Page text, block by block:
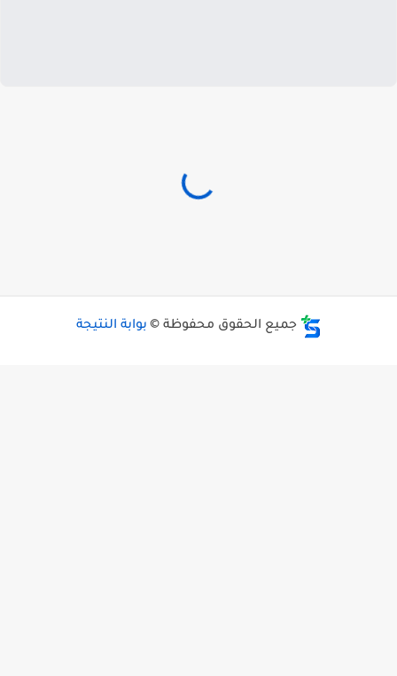
جميع الحقوق محفوظة © بوابة النتيجة